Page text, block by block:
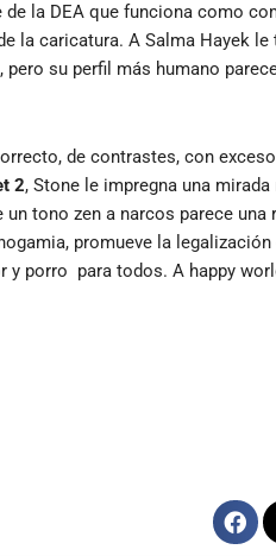
la DEA que funciona como
la caricatura. A Salma Hayek le
su perfil más humano
de contrastes, con
2, Stone le impregna una mirada
tono zen a narcos parece una
promueve la legalización
y porro para todos. A happy